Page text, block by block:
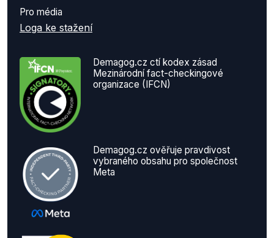
Pro média
Loga ke stažení
Demagog.cz ctí kodex zásad
Mezinárodní fact-checkingové
organizace (IFCN)
Demagog.cz ověřuje pravdivost
vybraného obsahu pro společnost
Meta